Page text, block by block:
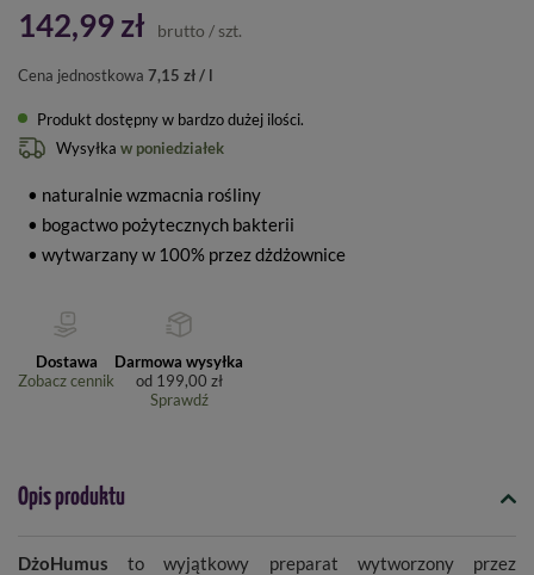
142,99 zł brutto / szt.
Cena jednostkowa 7,15 zł / l
Produkt dostępny w bardzo dużej ilości
Wysyłka w poniedziałek
• naturalnie wzmacnia rośliny
• bogactwo pożytecznych bakterii
• wytwarzany w 100% przez dżdżownice
Dostawa
Zobacz cennik
Darmowa wysyłka
od 199,00 zł
Sprawdź
Opis produktu
DżoHumus to wyjątkowy preparat wytworzony przez